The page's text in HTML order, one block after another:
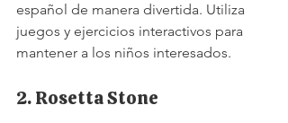
español de manera divertida. Utiliza
juegos y ejercicios interactivos para
mantener a los niños interesados.
2. Rosetta Stone